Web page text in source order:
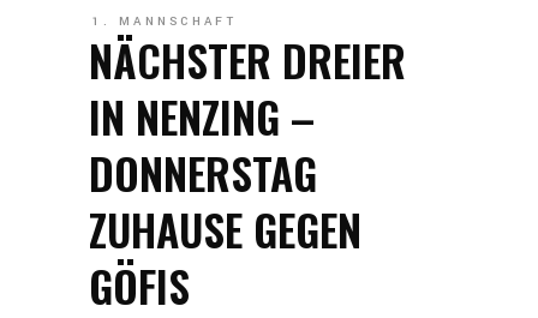
1. MANNSCHAFT
NÄCHSTER DREIER
IN NENZING –
DONNERSTAG
ZUHAUSE GEGEN
GÖFIS